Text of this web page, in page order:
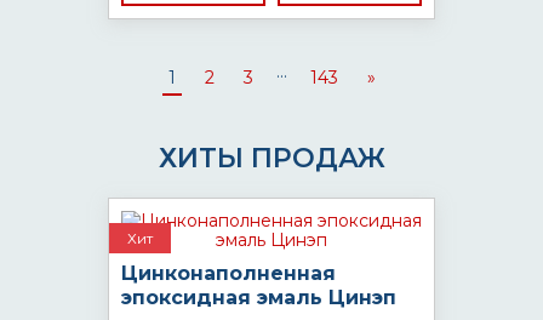
1 2 3 ... 143 »
ХИТЫ ПРОДАЖ
Хит
Цинконаполненная
эпоксидная эмаль Цинэп